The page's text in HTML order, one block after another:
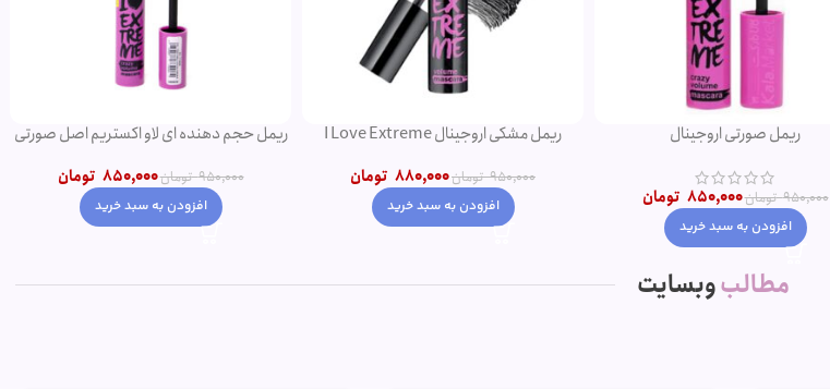
ریمل صورتی اروجینال
950,000 تومان850,000 تومان
افزودن به سبد خرید
ریمل مشکی اروجینال I Love Extreme
950,000 تومان880,000 تومان
افزودن به سبد خرید
ریمل حجم دهنده ای لاو اکستریم اصل صورتی
950,000 تومان850,000 تومان
افزودن به سبد خرید
مطالبوبسایت